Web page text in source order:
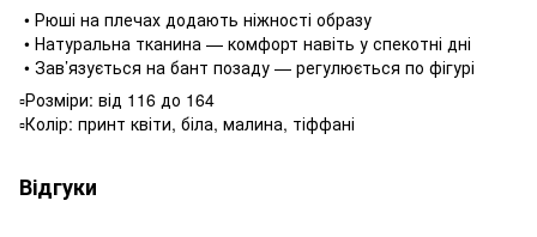
• Рюші на плечах додають ніжності образу
• Натуральна тканина — комфорт навіть у спекотні дні
• Зав’язується на бант позаду — регулюється по фігурі
▫️Розміри: від 116 до 164
▫️Колір: принт квіти, біла, малина, тіффані
Відгуки